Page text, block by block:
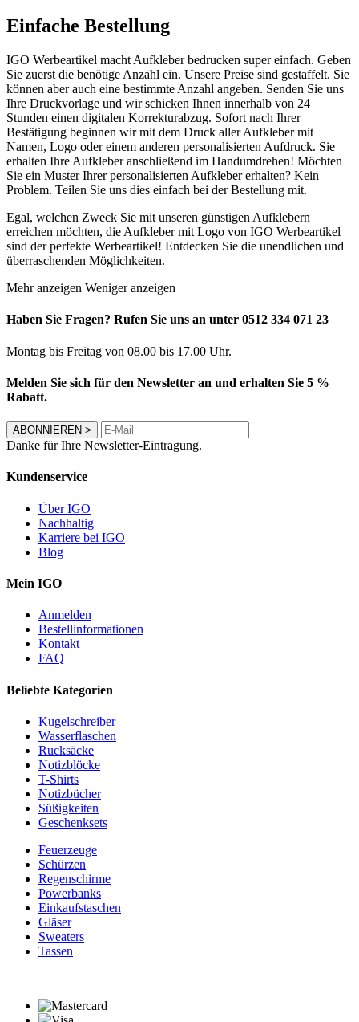
Einfache Bestellung
IGO Werbeartikel macht Aufkleber bedrucken super einfach. Geben
Sie zuerst die benötige Anzahl ein. Unsere Preise sind gestaffelt. Sie
können aber auch eine bestimmte Anzahl angeben. Senden Sie uns
Ihre Druckvorlage und wir schicken Ihnen innerhalb von 24
Stunden einen digitalen Korrekturabzug. Sofort nach Ihrer
Bestätigung beginnen wir mit dem Druck aller Aufkleber mit
Namen, Logo oder einem anderen personalisierten Aufdruck. Sie
erhalten Ihre Aufkleber anschließend im Handumdrehen! Möchten
Sie ein Muster Ihrer personalisierten Aufkleber erhalten? Kein
Problem. Teilen Sie uns dies einfach bei der Bestellung mit.
Egal, welchen Zweck Sie mit unseren günstigen Aufklebern
erreichen möchten, die Aufkleber mit Logo von IGO Werbeartikel
sind der perfekte Werbeartikel! Entdecken Sie die unendlichen und
überraschenden Möglichkeiten.
Mehr anzeigen Weniger anzeigen
Haben Sie Fragen? Rufen Sie uns an unter 0512 334 071 23
Montag bis Freitag von 08.00 bis 17.00 Uhr.
Melden Sie sich für den Newsletter an und erhalten Sie 5 %
Rabatt.
ABONNIEREN >
Danke für Ihre Newsletter-Eintragung.
Kundenservice
Über IGO
Nachhaltig
Karriere bei IGO
Blog
Mein IGO
Anmelden
Bestellinformationen
Kontakt
FAQ
Beliebte Kategorien
Kugelschreiber
Wasserflaschen
Rucksäcke
Notizblöcke
T-Shirts
Notizbücher
Süßigkeiten
Geschenksets
Feuerzeuge
Schürzen
Regenschirme
Powerbanks
Einkaufstaschen
Gläser
Sweaters
Tassen